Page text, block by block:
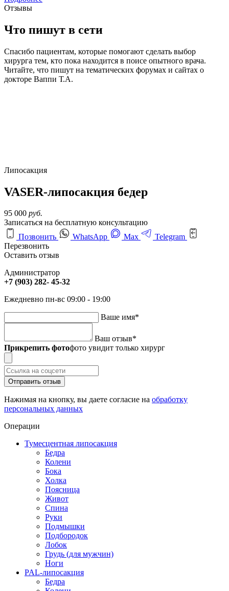
Отзывы
Что пишут в сети
Спасибо пациентам, которые помогают сделать выбор
хирурга тем, кто пока находится в поисе опытного врача.
Читайте, что пишут на тематических форумах и сайтах о
докторе Ваппи Т.А.
Липосакция
VASER-липосакция бедер
95 000 руб.
Записаться на бесплатную консультацию
Позвонить
WhatsApp Max
Telegram
Перезвонить
Оставить отзыв
Администратор
+7 (903) 282- 45-32
Ежедневно пн-вс 09:00 - 19:00
Ваше имя*
Ваш отзыв*
Прикрепить фотофото увидит только хирург
Отправить отзыв
Нажимая на кнопку, вы даете согласие на обработку
персональных данных
Операции
Тумесцентная липосакция
Бедра
Колени
Бока
Холка
Поясница
Живот
Спина
Руки
Подмышки
Подбородок
Лобок
Грудь (для мужчин)
Ноги
PAL-липосакция
Бедра